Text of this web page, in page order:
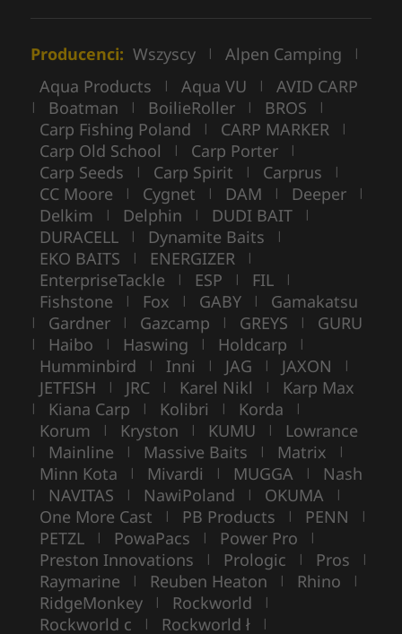
Producenci: Wszyscy | Alpen Camping |
Aqua Products | Aqua VU | AVID CARP
| Boatman | BoilieRoller | BROS |
Carp Fishing Poland | CARP MARKER |
Carp Old School | Carp Porter |
Carp Seeds | Carp Spirit | Carprus |
CC Moore | Cygnet | DAM | Deeper |
Delkim | Delphin | DUDI BAIT |
DURACELL | Dynamite Baits |
EKO BAITS | ENERGIZER |
EnterpriseTackle | ESP | FIL |
Fishstone | Fox | GABY | Gamakatsu
| Gardner | Gazcamp | GREYS | GURU
| Haibo | Haswing | Holdcarp |
Humminbird | Inni | JAG | JAXON |
JETFISH | JRC | Karel Nikl | Karp Max
| Kiana Carp | Kolibri | Korda |
Korum | Kryston | KUMU | Lowrance
| Mainline | Massive Baits | Matrix |
Minn Kota | Mivardi | MUGGA | Nash
| NAVITAS | NawiPoland | OKUMA |
One More Cast | PB Products | PENN |
PETZL | PowaPacs | Power Pro |
Preston Innovations | Prologic | Pros |
Raymarine | Reuben Heaton | Rhino |
RidgeMonkey | Rockworld |
Rockworld c | Rockworld ł |